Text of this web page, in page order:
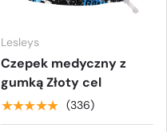
Lesleys
Czepek medyczny z
gumką Złoty cel
★★★★★ (336)